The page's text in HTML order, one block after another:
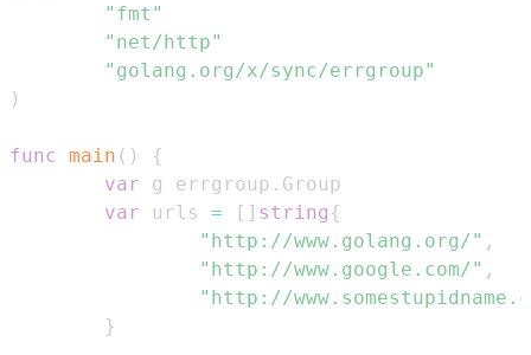
"fmt"
"net/http"
"golang.org/x/sync/errgroup"
)
func main ( )
{
var g errgroup .
var urls = [ ] string {
"http://www.golang.org/" ,
"http://www.google.com/" ,
"http://
}